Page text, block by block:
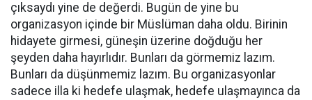
çıksaydı yine de değerdi. Bugün de yine bu
organizasyon içinde bir Müslüman daha oldu. Birinin
hidayete girmesi, güneşin üzerine doğduğu her
şeyden daha hayırlıdır. Bunları da görmemiz lazım.
Bunları da düşünmemiz lazım. Bu organizasyonlar
sadece illa ki hedefe ulaşmak, hedefe ulaşmayınca da